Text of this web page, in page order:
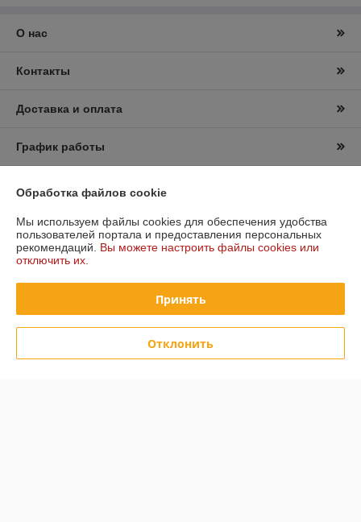
О нас
Контакты
Доставка и оплата
График работы
Политика обработки cookies
Сайт создан на платформе Deal.by
Обработка файлов cookie
Мы используем файлы cookies для обеспечения удобства
пользователей портала и предоставления персональных
рекомендаций. Вы можете настроить файлы cookies или
отключить их.
Принять
Отклонить